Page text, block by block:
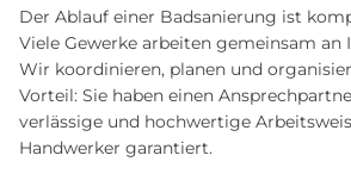
Der Ablauf einer Badsanierung ist
Viele Gewerke arbeiten gemein­sam an
Wir ko­ordinieren, planen und
Vor­teil: Sie haben einen
verlässige und hoch­wertige
Hand­werker garantiert.